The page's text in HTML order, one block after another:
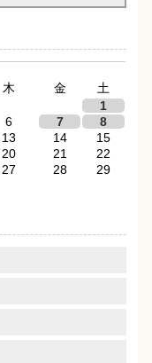
木 金
土
1
6 7
8
13 14
15
20 21
22
27 28
29